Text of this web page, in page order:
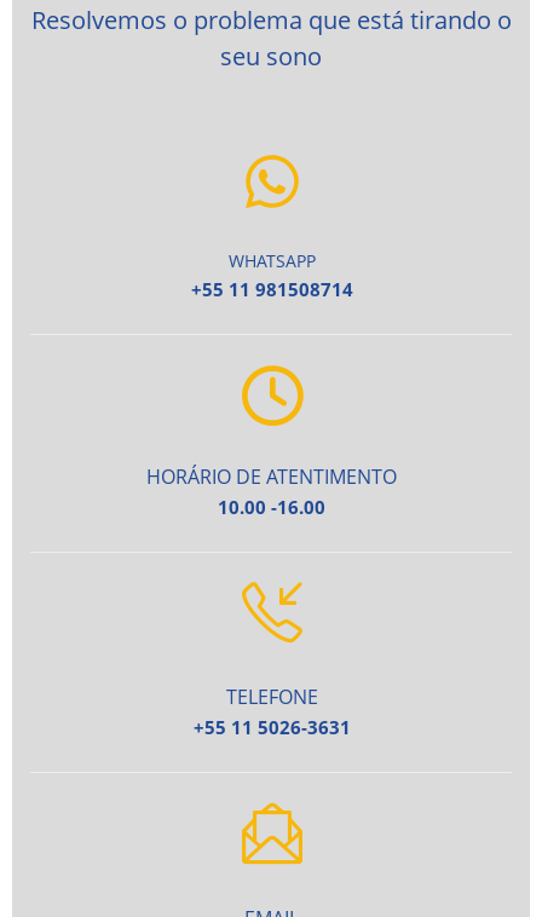
Resolvemos o problema que está tirando o
seu sono
WHATSAPP
+55 11 981508714
HORÁRIO DE ATENTIMENTO
10.00 -16.00
TELEFONE
+55 11 5026-3631